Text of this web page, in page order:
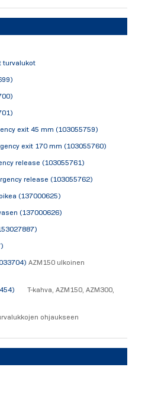
turvalukot
exit 45 mm (103055759)
exit 170 mm (103055760)
release (103055761)
release (103055762)
(137000625)
(137000626)
AZM150 ulkoinen
T-kahva, AZM150, AZM300,
ohjaukseen